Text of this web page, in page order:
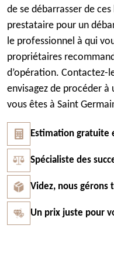
de se débarrasser de
prestataire pour un
le professionnel à qui
propriétaires
d’opération. Contactez-
envisagez de procéder à
vous êtes à Saint
Estimation gratuite
Spécialiste des
Videz, nous gérons
Un prix juste pour